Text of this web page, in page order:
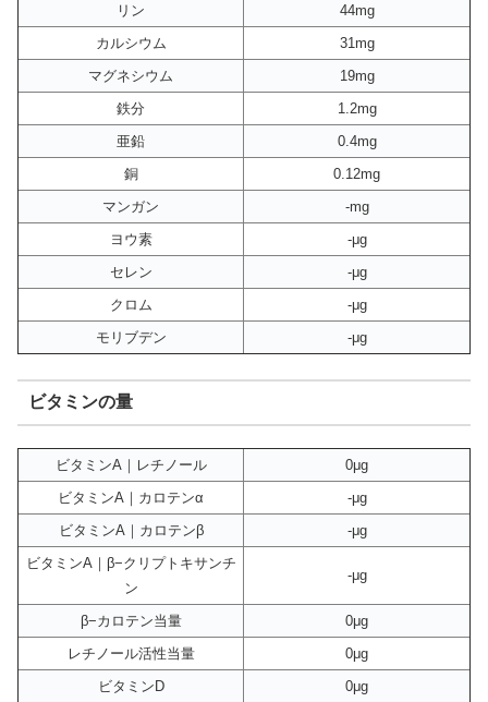
リン
44mg
カルシウム
31mg
マグネシウム
19mg
鉄分
1.2mg
亜鉛
0.4mg
銅
0.12mg
マンガン
-mg
ヨウ素
-μg
セレン
-μg
クロム
-μg
モリブデン
-μg
ビタミンの量
ビタミンA｜レチノール
0μg
ビタミンA｜カロテンα
-μg
ビタミンA｜カロテンβ
-μg
ビタミンA｜β−クリプトキサンチ
ン
-μg
β−カロテン当量
0μg
レチノール活性当量
0μg
ビタミンD
0μg